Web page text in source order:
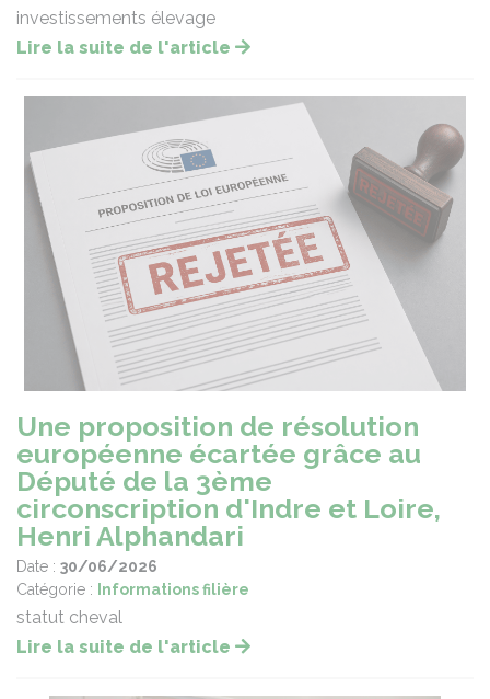
investissements élevage
Lire la suite de l'article
Une proposition de résolution
européenne écartée grâce au
Député de la 3ème
circonscription d'Indre et Loire,
Henri Alphandari
Date : 30/06/2026
Catégorie : Informations filière
statut cheval
Lire la suite de l'article